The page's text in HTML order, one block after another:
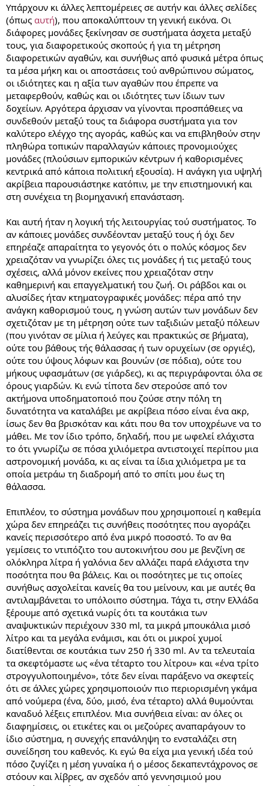
Υπάρχουν κι άλλες λεπτομέρειες σε αυτήν και άλλες σελίδες
(όπως αυτή), που αποκαλύπτουν τη γενική εικόνα. Οι
διάφορες μονάδες ξεκίνησαν σε συστήματα άσχετα μεταξύ
τους, για διαφορετικούς σκοπούς ή για τη μέτρηση
διαφορετικών αγαθών, και συνήθως από φυσικά μέτρα όπως
τα μέσα μήκη και οι αποστάσεις τού ανθρώπινου σώματος,
οι ιδιότητες και η αξία των αγαθών που έπρεπε να
μεταφερθούν, καθώς και οι ιδιότητες των ίδιων των
δοχείων. Αργότερα άρχισαν να γίνονται προσπάθειες να
συνδεθούν μεταξύ τους τα διάφορα συστήματα για τον
καλύτερο ελέγχο της αγοράς, καθώς και να επιβληθούν στην
πληθώρα τοπικών παραλλαγών κάποιες προνομιούχες
μονάδες (πλούσιων εμπορικών κέντρων ή καθορισμένες
κεντρικά από κάποια πολιτική εξουσία). Η ανάγκη για υψηλή
ακρίβεια παρουσιάστηκε κατόπιν, με την επιστημονική και
στη συνέχεια τη βιομηχανική επανάσταση.
Και αυτή ήταν η λογική τής λειτουργίας τού συστήματος. Το
αν κάποιες μονάδες συνδέονταν μεταξύ τους ή όχι δεν
επηρέαζε απαραίτητα το γεγονός ότι ο πολύς κόσμος δεν
χρειαζόταν να γνωρίζει όλες τις μονάδες ή τις μεταξύ τους
σχέσεις, αλλά μόνον εκείνες που χρειαζόταν στην
καθημερινή και επαγγελματική του ζωή. Οι ράβδοι και οι
αλυσίδες ήταν κτηματογραφικές μονάδες: πέρα από την
ανάγκη καθορισμού τους, η γνώση αυτών των μονάδων δεν
σχετιζόταν με τη μέτρηση ούτε των ταξιδιών μεταξύ πόλεων
(που γινόταν σε μίλια ή λεύγες και πρακτικώς σε βήματα),
ούτε του βάθους τής θάλασσας ή των ορυχείων (σε οργιές),
ούτε του ύψους λόφων και βουνών (σε πόδια), ούτε του
μήκους υφασμάτων (σε γιάρδες), κι ας περιγράφονται όλα σε
όρους γιαρδών. Κι ενώ τίποτα δεν στερούσε από τον
ακτήμονα υποδηματοποιό που ζούσε στην πόλη τη
δυνατότητα να καταλάβει με ακρίβεια πόσο είναι ένα ακρ,
ίσως δεν θα βρισκόταν και κάτι που θα τον υποχρέωνε να το
μάθει. Με τον ίδιο τρόπο, δηλαδή, που με ωφελεί ελάχιστα
το ότι γνωρίζω σε πόσα χιλιόμετρα αντιστοιχεί περίπου μια
αστρονομική μονάδα, κι ας είναι τα ίδια χιλιόμετρα με τα
οποία μετράω τη διαδρομή από το σπίτι μου έως τη
θάλασσα.
Επιπλέον, το σύστημα μονάδων που χρησιμοποιεί η καθεμία
χώρα δεν επηρεάζει τις συνήθεις ποσότητες που αγοράζει
κανείς περισσότερο από ένα μικρό ποσοστό. Το αν θα
γεμίσεις το ντιπόζιτο του αυτοκινήτου σου με βενζίνη σε
ολόκληρα λίτρα ή γαλόνια δεν αλλάζει παρά ελάχιστα την
ποσότητα που θα βάλεις. Και οι ποσότητες με τις οποίες
συνήθως ασχολείται κανείς θα του μείνουν, και με αυτές θα
αντιλαμβάνεται το υπόλοιπο σύστημα. Τάχα τι, στην Ελλάδα
ξέρουμε από σχετικά νωρίς ότι τα κουτάκια των
αναψυκτικών περιέχουν 330 ml, τα μικρά μπουκάλια μισό
λίτρο και τα μεγάλα ενάμισι, και ότι οι μικροί χυμοί
διατίθενται σε κουτάκια των 250 ή 330 ml. Αν τα τελευταία
τα σκεφτόμαστε ως «ένα τέταρτο του λίτρου» και «ένα τρίτο
στρογγυλοποιημένο», τότε δεν είναι παράξενο να σκεφτείς
ότι σε άλλες χώρες χρησιμοποιούν πιο περιορισμένη γκάμα
από νούμερα (ένα, δύο, μισό, ένα τέταρτο) αλλά θυμούνται
καναδυό λέξεις επιπλέον. Μια συνήθεια είναι: αν όλες οι
διαφημίσεις, οι ετικέτες και οι μεζούρες αναπαράγουν το
ίδιο σύστημα, η συνεχής επανάληψη το ενσταλάζει στη
συνείδηση του καθενός. Κι εγώ θα είχα μια γενική ιδέα τού
πόσο ζυγίζει η μέση γυναίκα ή ο μέσος δεκαπεντάχρονος σε
στόουν και λίβρες, αν σχεδόν από γεννησιμιού μου